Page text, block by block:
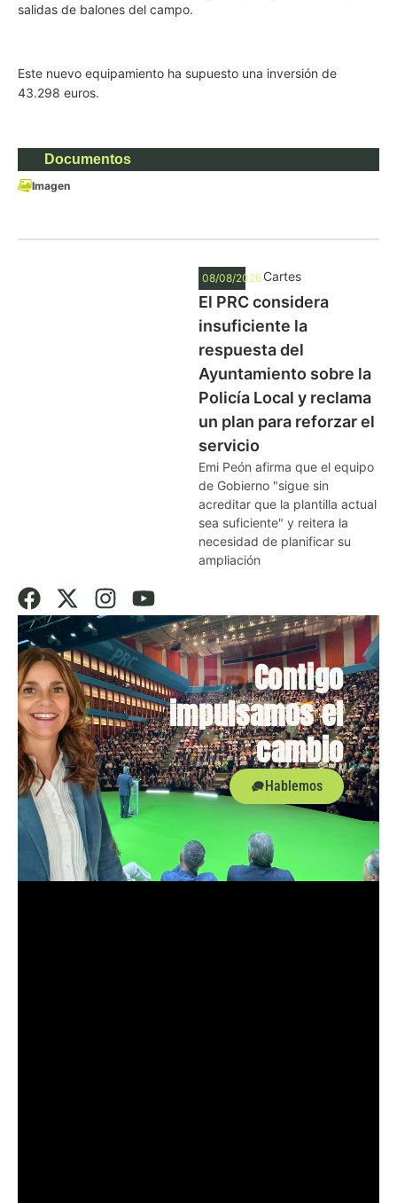
salidas de balones del campo.
Este nuevo equipamiento ha supuesto una inversión de
43.298 euros.
Documentos
Imagen
08/08/2026 Cartes
El PRC considera
insuficiente la
respuesta del
Ayuntamiento sobre la
Policía Local y reclama
un plan para reforzar el
servicio
Emi Peón afirma que el equipo
de Gobierno "sigue sin
acreditar que la plantilla actual
sea suficiente" y reitera la
necesidad de planificar su
ampliación
Contigo
impulsamos el
cambio
Hablemos